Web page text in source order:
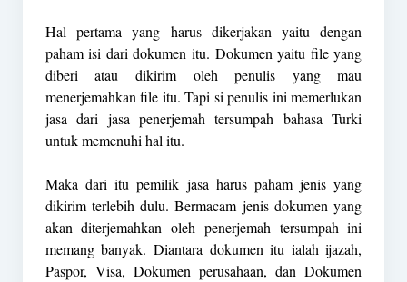
Hal pertama yang harus dikerjakan yaitu dengan
paham isi dari dokumen itu. Dokumen yaitu file yang
diberi atau dikirim oleh penulis yang mau
menerjemahkan file itu. Tapi si penulis ini memerlukan
jasa dari jasa penerjemah tersumpah bahasa Turki
untuk memenuhi hal itu.
Maka dari itu pemilik jasa harus paham jenis yang
dikirim terlebih dulu. Bermacam jenis dokumen yang
akan diterjemahkan oleh penerjemah tersumpah ini
memang banyak. Diantara dokumen itu ialah ijazah,
Paspor, Visa, Dokumen perusahaan, dan Dokumen